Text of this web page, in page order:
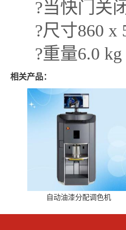
?当快门关闭
?尺寸860 x
?重量6.0 kg
相关产品：
自动油漆分配调色机